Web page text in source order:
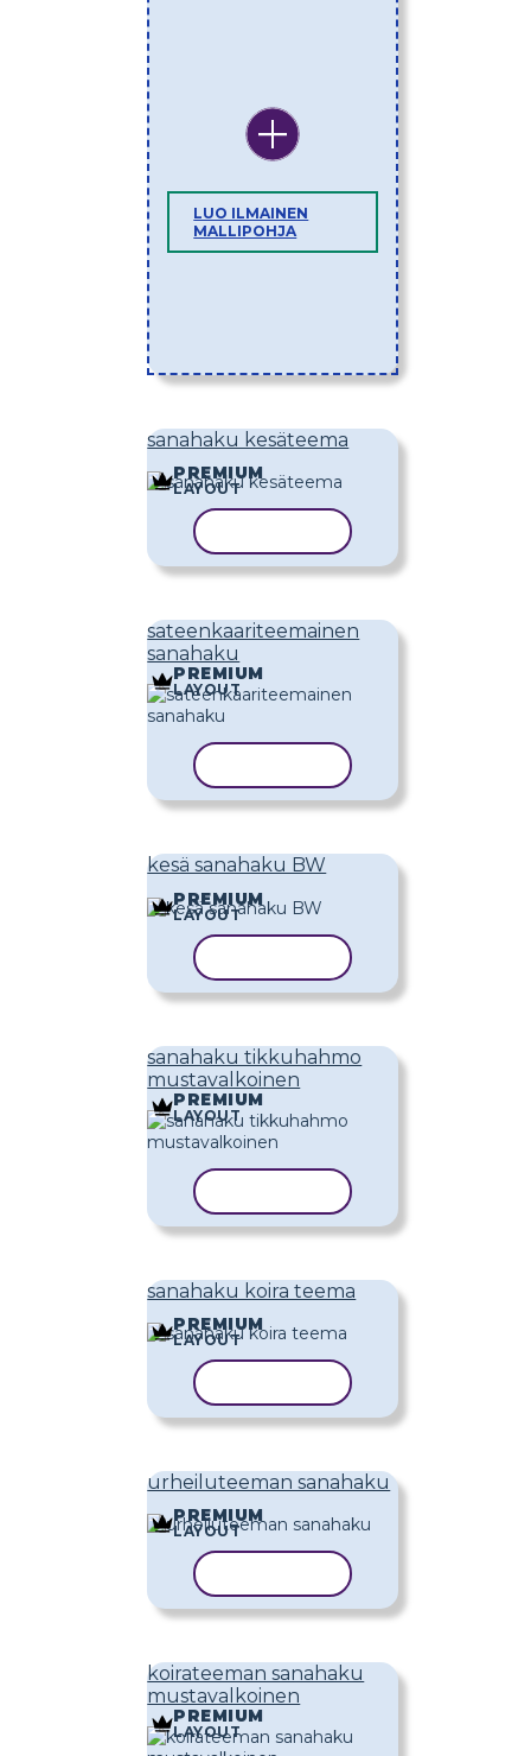
LUO ILMAINEN
MALLIPOHJA
sanahaku kesäteema
PREMIUM
LAYOUT
sateenkaariteemainen
sanahaku
PREMIUM
LAYOUT
kesä sanahaku BW
PREMIUM
LAYOUT
sanahaku tikkuhahmo
mustavalkoinen
PREMIUM
LAYOUT
sanahaku koira teema
PREMIUM
LAYOUT
urheiluteeman sanahaku
PREMIUM
LAYOUT
koirateeman sanahaku
mustavalkoinen
PREMIUM
LAYOUT